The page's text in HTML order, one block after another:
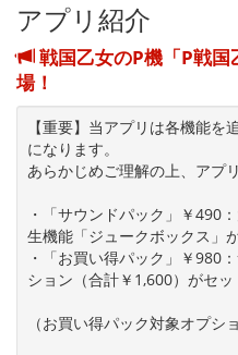
アプリ紹介
戦国乙女のP機「P戦
場！
【重要】当アプリは各機能
になります。
あらかじめご理解の上、アプ
・「サウンドパック」￥490
生機能「ジュークボックス」
・「お買い得パック」￥980
ション（合計￥1,600）がセッ
（お買い得パック対象オプショ